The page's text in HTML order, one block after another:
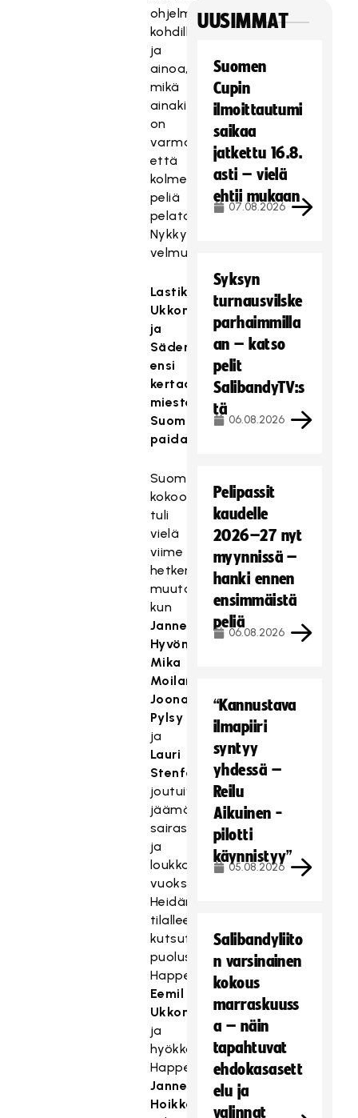
ohjelma
kohdilleen,
ja
ainoa,
mikä
ainakin
on
varmaa,
että
kolme
peliä
pelataan,
Nykky
velmuili.
Lastikka,
Ukkonen
ja
Säderling
ensi
kertaa
miesten
Suomi-
paidassa
Suomen
kokoonpanoon
tuli
vielä
viime
hetken
muutoksia,
kun
Janne
Hyvönen
Mika
Moilanen
Joonas
Pylsy
ja
Lauri
Stenfors
joutuivat
jäämään
sairastumisten
ja
loukkaantumisten
vuoksi.
Heidän
tilalleen
kutsuttiin
puolustukseen
Happeen
Eemil
Ukkonen
ja
hyökkäykseen
Happeen
Janne
Hoikkanen
UUSIMMAT
Suomen
Cupin
ilmoittautumi
saikaa
jatkettu 16.8.
asti – vielä
ehtii mukaan
07.08.2026
Syksyn
turnausvilske
parhaimmilla
an – katso
pelit
SalibandyTV:s
tä
06.08.2026
Pelipassit
kaudelle
2026–27 nyt
myynnissä –
hanki ennen
ensimmäistä
peliä
06.08.2026
“Kannustava
ilmapiiri
syntyy
yhdessä –
Reilu
Aikuinen -
pilotti
käynnistyy”
05.08.2026
Salibandyliito
n varsinainen
kokous
marraskuuss
a – näin
tapahtuvat
ehdokasasett
elu ja
valinnat